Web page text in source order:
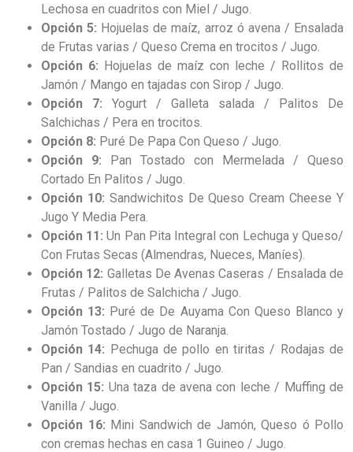
Lechosa en cuadritos con Miel / Jugo.
Opción 5: Hojuelas de maíz, arroz ó avena / Ensalada
de Frutas varias / Queso Crema en trocitos / Jugo.
Opción 6: Hojuelas de maíz con leche / Rollitos de
Jamón / Mango en tajadas con Sirop / Jugo.
Opción 7: Yogurt / Galleta salada / Palitos De
Salchichas / Pera en trocitos.
Opción 8: Puré De Papa Con Queso / Jugo.
Opción 9: Pan Tostado con Mermelada / Queso
Cortado En Palitos / Jugo.
Opción 10: Sandwichitos De Queso Cream Cheese Y
Jugo Y Media Pera.
Opción 11: Un Pan Pita Integral con Lechuga y Queso/
Con Frutas Secas (Almendras, Nueces, Maníes).
Opción 12: Galletas De Avenas Caseras / Ensalada de
Frutas / Palitos de Salchicha / Jugo.
Opción 13: Puré de De Auyama Con Queso Blanco y
Jamón Tostado / Jugo de Naranja.
Opción 14: Pechuga de pollo en tiritas / Rodajas de
Pan / Sandias en cuadrito / Jugo.
Opción 15: Una taza de avena con leche / Muffing de
Vanilla / Jugo.
Opción 16: Mini Sandwich de Jamón, Queso ó Pollo
con cremas hechas en casa 1 Guineo / Jugo.